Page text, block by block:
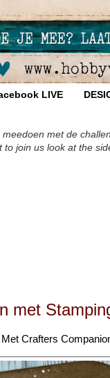
LIVE
met de
join us look at the
met
Met Crafters